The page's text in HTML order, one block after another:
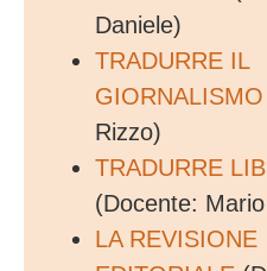
Daniele)
TRADURRE IL
GIORNALISMO
Rizzo)
TRADURRE
(Docente:
LA REVISIONE